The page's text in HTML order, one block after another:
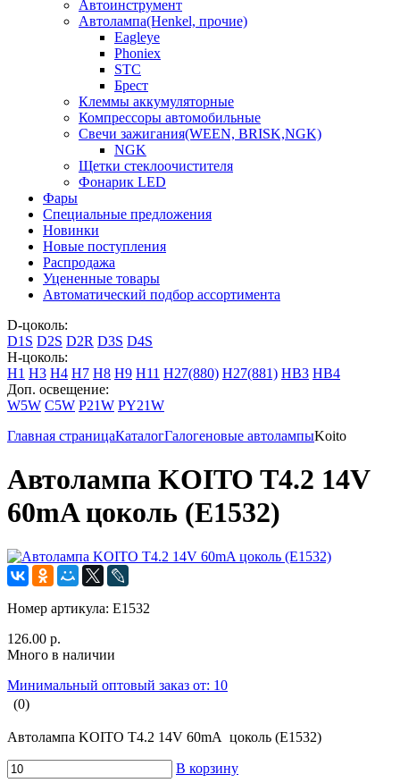
Автоинструмент
Автолампа(Henkel, прочие)
Eagleye
Phoniex
STC
Брест
Клеммы аккумуляторные
Компрессоры автомобильные
Свечи зажигания(WEEN, BRISK,NGK)
NGK
Щетки стеклоочистителя
Фонарик LED
Фары
Специальные предложения
Новинки
Новые поступления
Распродажа
Уцененные товары
Автоматический подбор ассортимента
D-цоколь:
D1S D2S D2R D3S D4S
H-цоколь:
H1 H3 H4 H7 H8 H9 H11 H27(880) H27(881) HB3 HB4
Доп. освещение:
W5W C5W P21W PY21W
Главная страницаКаталогГалогеновые автолампыKoito
Автолампа KOITO T4.2 14V
60mA цоколь (E1532)
Номер артикула: E1532
126.00 р.
Много в наличии
Минимальный оптовый заказ от: 10
(0)
Автолампа KOITO T4.2 14V 60mA цоколь (E1532)
В корзину